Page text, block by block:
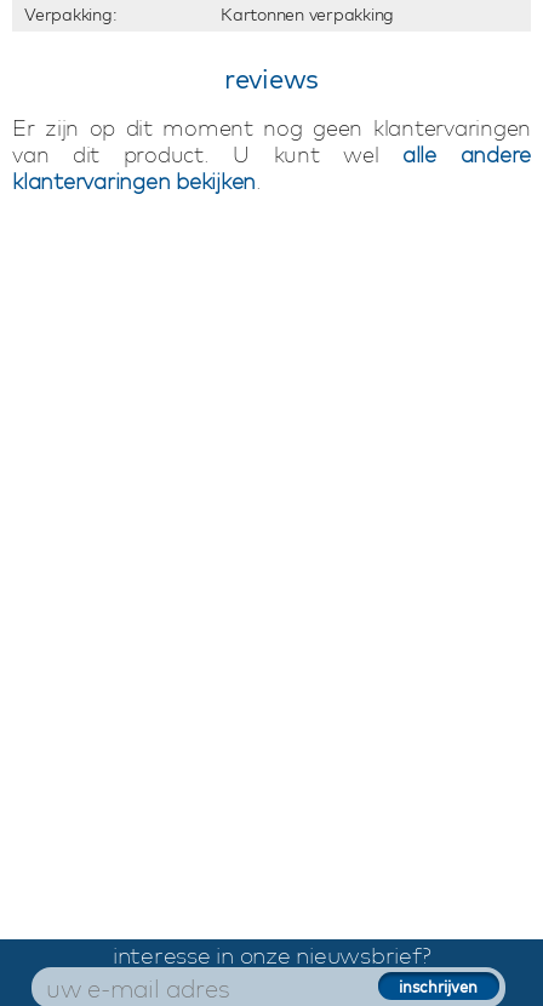
Verpakking:
Kartonnen verpakking
reviews
Er zijn op dit moment nog geen klantervaringen
van dit product. U kunt wel alle andere
klantervaringen bekijken.
interesse in onze nieuwsbrief?